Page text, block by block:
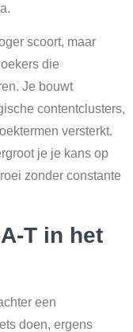
scoort, maar
die
Je bouwt
contentclusters,
versterkt.
je je kans op
zonder constante
T in het
een
doen, ergens